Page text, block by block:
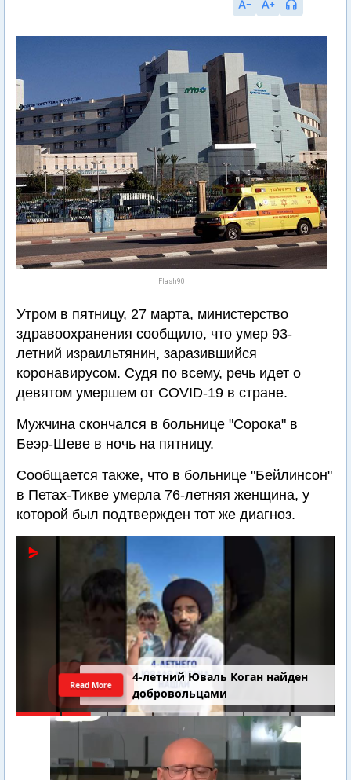
Flash90
Утром в пятницу, 27 марта, министерство
здравоохранения сообщило, что умер 93-
летний израильтянин, заразившийся
коронавирусом. Судя по всему, речь идет о
девятом умершем от COVID-19 в стране.
Мужчина скончался в больнице "Сорока" в
Беэр-Шеве в ночь на пятницу.
Сообщается также, что в больнице "Бейлинсон"
в Петах-Тикве умерла 76-летняя женщина, у
которой был подтвержден тот же диагноз.
4-летний Юваль Коган найден
добровольцами
Read More